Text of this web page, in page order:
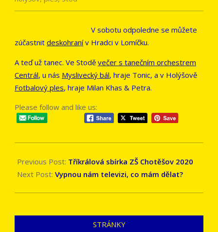
V sobotu odpoledne se můžete
zúčastnit deskohranív Hradci v Lomíčku.
A teď už tanec. Ve Stodě večer s tanečním orchestrem
Centrál, u nás Myslivecký bál, hraje Tonic, a v Holýšově
Fotbalový ples, hraje Milan Khas & Petra.
Please follow and like us:
01-
15
Previous Post: Tříkrálová sbírka ZŠ Chotěšov 2020
Next Post: Vypnou nám televizi, co mám dělat?
STRÁNKY